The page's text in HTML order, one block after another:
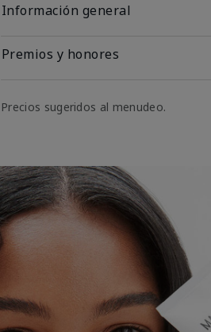
Información general
Premios y honores
Precios sugeridos al menudeo.